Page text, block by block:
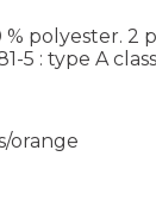
% polyester.
5 : type A
orange